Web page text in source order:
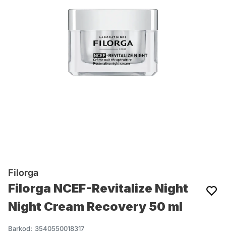
Filorga
Filorga NCEF-Revitalize Night
Night Cream Recovery 50 ml
Barkod: 3540550018317